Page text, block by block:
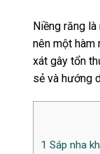
Niềng răng
nên một hàm
xát gây tổn
sẻ và hướng
1 Sáp nha